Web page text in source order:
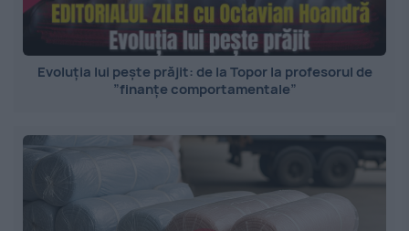
Evoluția lui pește prăjit: de la Topor la profesorul de
”finanțe comportamentale”